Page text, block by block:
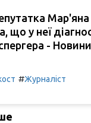
Мар'яна
що у неї
-
#Журналіст